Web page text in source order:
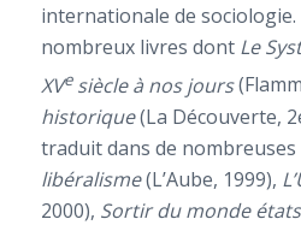
internationale de sociologie.
nombreux livres dont Le
XVesiècle à nos jours
historique(La Découverte,
traduit dans de nombreuses
libéralisme(L’Aube, 1999),
2000), Sortir du monde